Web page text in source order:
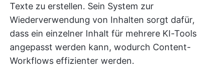
Texte zu erstellen. Sein System zur
Wiederverwendung von Inhalten sorgt dafür,
dass ein einzelner Inhalt für mehrere KI-Tools
angepasst werden kann, wodurch Content-
Workflows effizienter werden.